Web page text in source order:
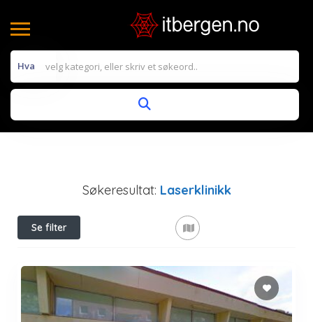
Hva
Søkeresultat: Laserklinikk
Se filter